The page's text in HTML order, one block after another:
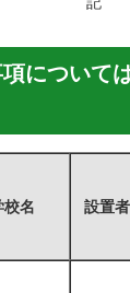
について
校名 設置者